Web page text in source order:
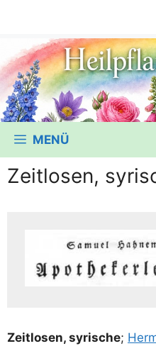
MENÜ
Zeitlosen,
Zeit­lo­sen, syri­sche;